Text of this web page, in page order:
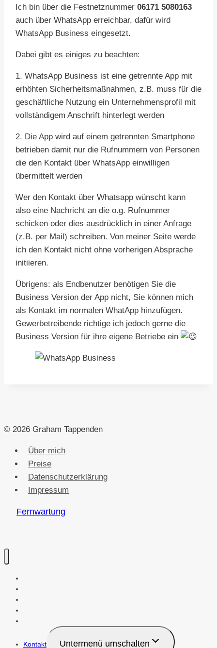
Ich bin über die Festnetznummer 06171 5080163
auch über WhatsApp erreichbar, dafür wird
WhatsApp Business eingesetzt.
Dabei gibt es einiges zu beachten:
1. WhatsApp Business ist eine getrennte App mit
erhöhten Sicherheitsmaßnahmen, z.B. muss für die
geschäftliche Nutzung ein Unternehmensprofil mit
vollständigem Anschrift hinterlegt werden
2. Die App wird auf einem getrennten Smartphone
betrieben damit nur die Rufnummern von Personen
die den Kontakt über WhatsApp einwilligen
übermittelt werden
Wer den Kontakt über Whatsapp wünscht kann
also eine Nachricht an die o.g. Rufnummer
schicken oder dies ausdrücklich in einer Anfrage
(z.B. per Mail) schreiben. Von meiner Seite werde
ich den Kontakt nicht ohne vorherigen Absprache
initiieren.
Übrigens: als Endbenutzer benötigen Sie die
Business Version der App nicht, Sie können mich
als Kontakt im normalen WhatApp hinzufügen.
Gewerbetreibende richtige ich jedoch gerne die
Business Version für ihre eigene Betriebe ein
© 2026 Graham Tappenden
Über mich
Preise
Datenschutzerklärung
Impressum
Fernwartung
Kontakt Untermenü umschalten